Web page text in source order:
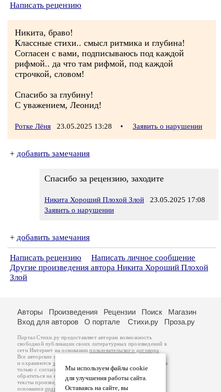
Написать рецензию
Никита, браво!
Классные стихи.. смысл ритмика и глубина!
Согласен с вами, подписываюсь под каждой
рифмой.. да что там рифмой, под каждой
строчкой, словом!
Спасибо за глубину!
С уважением, Леонид!
Ротке Лёня 23.05.2025 13:28 • Заявить о нарушении
+ добавить замечания
Спасибо за рецензию, заходите
Никита Хороший Плохой Злой 23.05.2025 17:08
Заявить о нарушении
+ добавить замечания
Написать рецензию
Написать личное сообщение
Другие произведения автора Никита Хороший Плохой
Злой
Мы используем файлы cookie
для улучшения работы сайта.
Оставаясь на сайте, вы
Авторы Произведения Рецензии Поиск
Магазин
Вход для авторов
О портале Стихи.ру Проза.ру
Портал Стихи.ру предоставляет авторам возможность
свободной публикации своих литературных произведений в
сети Интернет на основаниипользовательского договора
Все авторские права на произведения принадлежат авторам
и охраняются законом
. Перепечатка произведений возможна
только с согласия его автора, к которому вы можете
обратиться на его авторской странице. Ответственность за
тексты произведений авторы несут самостоятельно на
основанииправил публикацииизаконодательства